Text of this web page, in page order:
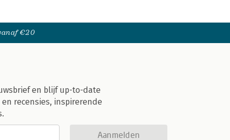
€20
en blijf up-to-date
recensies, inspirerende
Aanmelden